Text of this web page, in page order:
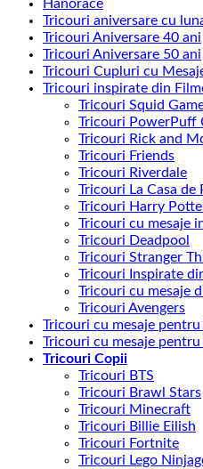
Hanorace
Tricouri aniversare cu
Tricouri Aniversare 40 ani
Tricouri Aniversare 50 ani
Tricouri Cupluri cu
Tricouri inspirate din
Tricouri Squid
Tricouri PowerPuff
Tricouri Rick and
Tricouri Friends
Tricouri Riverdale
Tricouri La Casa de
Tricouri Harry
Tricouri cu mesaje
Tricouri Deadpool
Tricouri Stranger
Tricouri Inspirate
Tricouri cu mesaje
Tricouri Avengers
Tricouri cu mesaje
Tricouri cu mesaje
Tricouri Copii
Tricouri BTS
Tricouri Brawl Stars
Tricouri Minecraft
Tricouri Billie Eilish
Tricouri Fortnite
Tricouri Lego